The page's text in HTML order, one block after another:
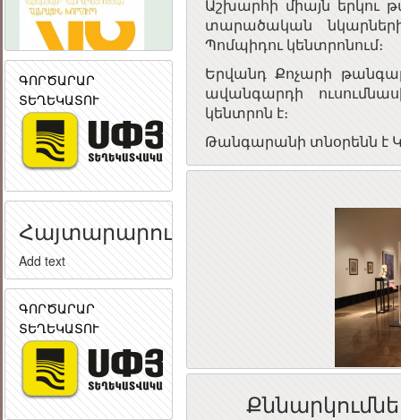
ԳՈՐԾԱՐԱՐ
ՏԵՂԵԿԱՏՈՒ
Հայտարարություն
Add text
ԳՈՐԾԱՐԱՐ
ՏԵՂԵԿԱՏՈՒ
Աշխարհի միայն երկու
տարածական
Պոմպիդու կենտրոնում։
Երվանդ Քոչարի
ավանգարդի
կենտրոն է։
Թանգարանի տնօրենն է